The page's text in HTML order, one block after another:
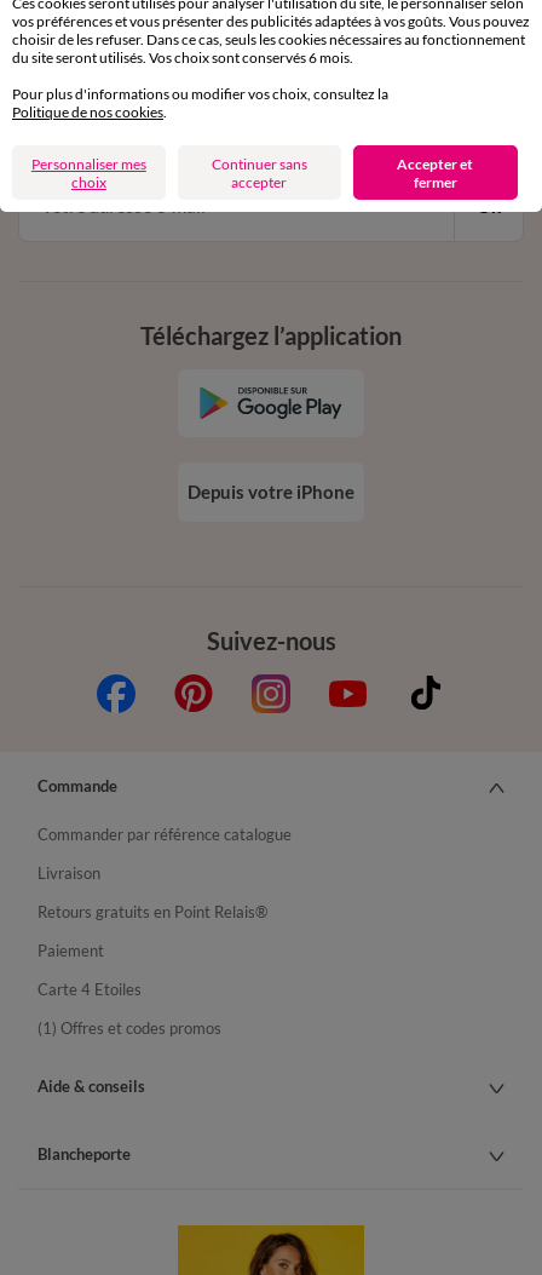
11€ Offerts
en vous inscrivant à la newsletter
Ok
Suivez-nous
Téléchargez l’application
Depuis votre iPhone
Commande
Commander par référence catalogue
Livraison
Retours gratuits en Point Relais®
Paiement
Carte 4 Etoiles
(1) Offres et codes promos
Aide & conseils
Blancheporte
vos préférences et vous présenter des publicités adaptées à vos goûts. Vous pouvez
choisir de les refuser. Dans ce cas, seuls les cookies nécessaires au fonctionnement
du site seront utilisés. Vos choix sont conservés 6 mois.
Pour plus d'informations ou modifier vos choix, consultez la
Politique de nos cookies.
Personnaliser mes
choix
Continuer sans
accepter
Accepter et
fermer